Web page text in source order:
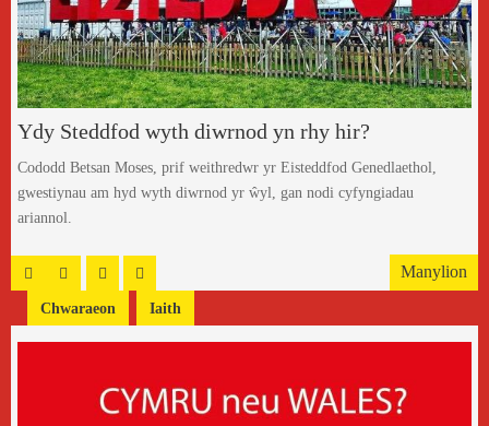
Ydy Steddfod wyth diwrnod yn rhy hir?
Cododd Betsan Moses, prif weithredwr yr Eisteddfod Genedlaethol,
gwestiynau am hyd wyth diwrnod yr ŵyl, gan nodi cyfyngiadau
ariannol.
Manylion
Chwaraeon Iaith